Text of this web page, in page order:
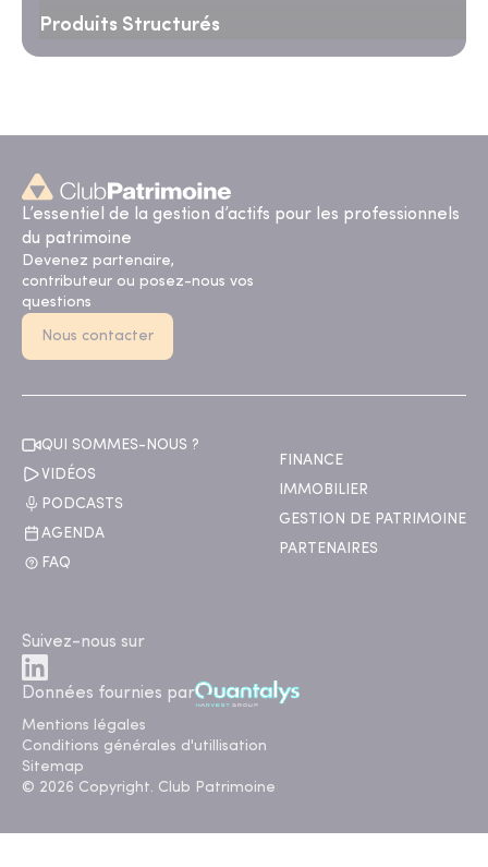
Produits Structurés
L’essentiel de la gestion d’actifs pour les professionnels
du patrimoine
Devenez partenaire,
contributeur ou posez-nous vos
questions
Nous contacter
QUI SOMMES-NOUS ?
VIDÉOS
PODCASTS
AGENDA
FAQ
FINANCE
IMMOBILIER
GESTION DE PATRIMOINE
PARTENAIRES
Suivez-nous sur
Données fournies par
Mentions légales
Conditions générales d'utillisation
Sitemap
© 2026 Copyright. Club Patrimoine